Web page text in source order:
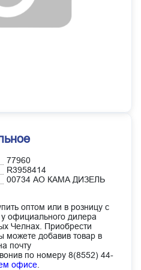
77960
R3958414
00734 АО КАМА ДИЗЕЛЬ
оптом или в розницу с
официального дилера
Челнах. Приобрести
можете добавив товар в
почту
по номеру 8(8552) 44-
офисе